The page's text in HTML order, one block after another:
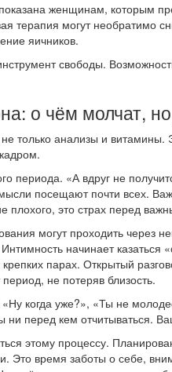
женщинам, которым
терапия могут необратимо
яичников.
свободы.
о чём молчат,
только анализы и
периода. «А вдруг не
посещают почти всех.
плохого, это страх перед
могут проходить через
начинает
парах. Открытый
не потеряв близость.
когда уже?», «Ты не
ни перед кем отчитываться.
этому процессу.
Это время заботы о себе,